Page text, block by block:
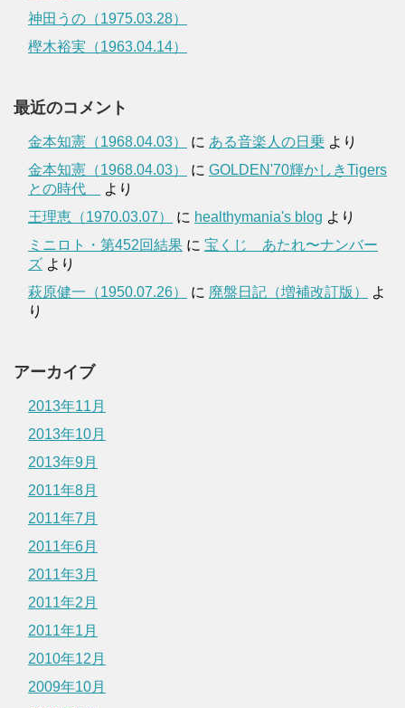
神田うの（1975.03.28）
樫木裕実（1963.04.14）
最近のコメント
金本知憲（1968.04.03） に ある音楽人の日乗 より
金本知憲（1968.04.03）
に GOLDEN'70輝かしきTigers
との時代
より
王理恵（1970.03.07）
に healthymania's blog より
ミニロト・第452回結果 に 宝くじ あたれ〜ナンバー
ズ より
萩原健一（1950.07.26）
に 廃盤日記（増補改訂版）
よ
り
アーカイブ
2013年11月
2013年10月
2013年9月
2011年8月
2011年7月
2011年6月
2011年3月
2011年2月
2011年1月
2010年12月
2009年10月